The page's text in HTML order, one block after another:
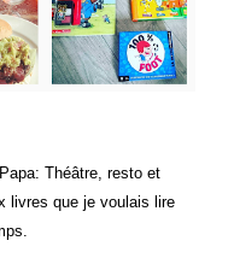
Théâtre, resto et
livres que je voulais lire